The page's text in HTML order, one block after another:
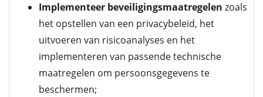
Implementeer beveiligingsmaatregelen zoals
het opstellen van een privacybeleid, het
uitvoeren van risicoanalyses en het
implementeren van passende technische
maatregelen om persoonsgegevens te
beschermen;